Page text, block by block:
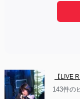
【LIVE
143件の